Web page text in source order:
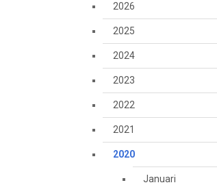
2026
2025
2024
2023
2022
2021
2020
Januari